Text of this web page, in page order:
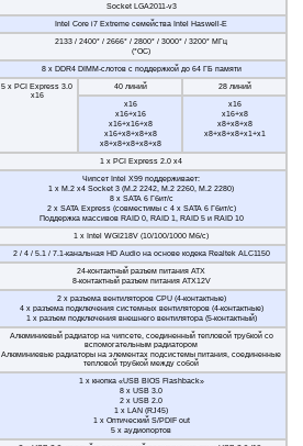
Socket LGA2011-v3
Intel Core i7 Extreme семейства Intel Haswell-E
2133 / 2400* / 2666* / 2800* / 3000* / 3200* МГц
(*OC)
8 x DDR4 DIMM-слотов с поддержкой до 64 ГБ памяти
5 x PCI Express 3.0
x16
40 линий
28 линий
х16
х16+х16
х16+х16+х8
х16+х8+х8+х8
х8+х8+х8+х8+х8
х16
х16+х8
х8+х8+х8
x8+x8+x8+x1+x1
1 х PCI Express 2.0 x4
Чипсет Intel X99 поддерживает:
1 х M.2 x4 Socket 3 (M.2 2242, M.2 2260, M.2 2280)
8 x SATA 6 Гбит/с
2 x SATA Express (совместимы с 4 x SATA 6 Гбит/с)
Поддержка массивов RAID 0, RAID 1, RAID 5 и RAID 10
1 x Intel WGI218V (10/100/1000 Мб/с)
2 / 4 / 5.1 / 7.1-канальная HD Audio на основе кодека Realtek ALC1150
24-контактный разъем питания ATX
8-контактный разъем питания ATX12V
2 x разъема вентиляторов CPU (4-контактные)
4 x разъема подключения системных вентиляторов (4-контактные)
1 x разъем подключения внешнего вентилятора (5-контактный)
Алюминиевый радиатор на чипсете, соединенный тепловой трубкой со
вспомогательным радиатором
Алюминиевые радиаторы на элементах подсистемы питания, соединенные
тепловой трубкой между собой
1 x кнопка «USB BIOS Flashback»
8 x USB 3.0
2 x USB 2.0
1 x LAN (RJ45)
1 x Оптический S/PDIF out
5 x аудиопортов